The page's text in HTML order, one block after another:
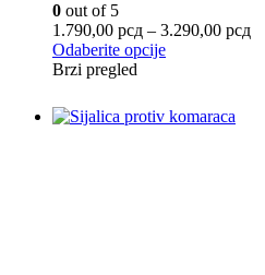
0 out of 5
1.790,00 рсд – 3.290,00 рсд
Odaberite opcije
Brzi pregled